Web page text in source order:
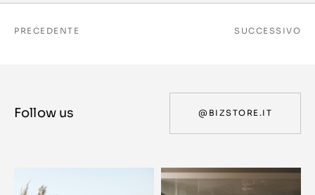
PRECEDENTE SUCCESSIVO
Follow us @BIZSTORE.IT